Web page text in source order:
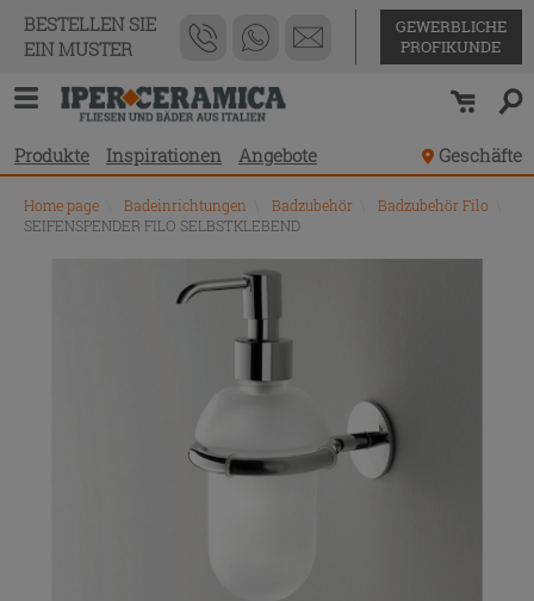
BESTELLEN SIE
EIN MUSTER
GEWERBLICHE
PROFIKUNDE
Produkte Inspirationen Angebote Geschäfte
Home page Badeinrichtungen Badzubehör Badzubehör Filo
SEIFENSPENDER FILO SELBSTKLEBEND